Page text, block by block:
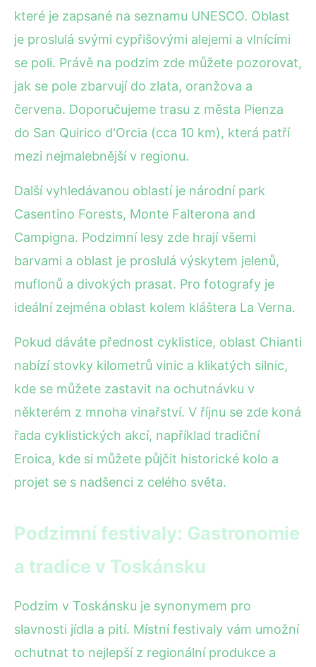
které je zapsané na seznamu UNESCO. Oblast
je proslulá svými cypřišovými alejemi a vlnícími
se poli. Právě na podzim zde můžete pozorovat,
jak se pole zbarvují do zlata, oranžova a
červena. Doporučujeme trasu z města Pienza
do San Quirico d'Orcia (cca 10 km), která patří
mezi nejmalebnější v regionu.
Další vyhledávanou oblastí je národní park
Casentino Forests, Monte Falterona and
Campigna. Podzimní lesy zde hrají všemi
barvami a oblast je proslulá výskytem jelenů,
muflonů a divokých prasat. Pro fotografy je
ideální zejména oblast kolem kláštera La Verna.
Pokud dáváte přednost cyklistice, oblast Chianti
nabízí stovky kilometrů vinic a klikatých silnic,
kde se můžete zastavit na ochutnávku v
některém z mnoha vinařství. V říjnu se zde koná
řada cyklistických akcí, například tradiční
Eroica, kde si můžete půjčit historické kolo a
projet se s nadšenci z celého světa.
Podzimní festivaly: Gastronomie
a tradice v Toskánsku
Podzim v Toskánsku je synonymem pro
slavnosti jídla a pití. Místní festivaly vám umožní
ochutnat to nejlepší z regionální produkce a